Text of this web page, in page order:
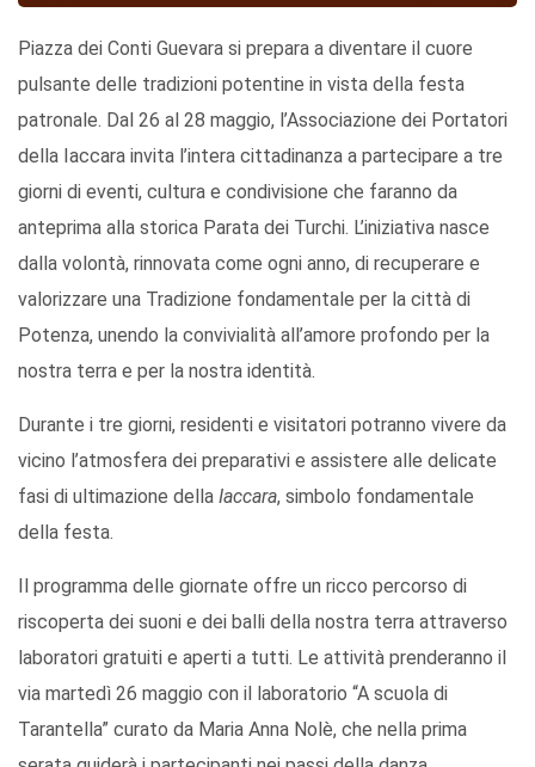
Piazza dei Conti Guevara si prepara a diventare il cuore
pulsante delle tradizioni potentine in vista della festa
patronale. Dal 26 al 28 maggio, l’Associazione dei Portatori
della Iaccara invita l’intera cittadinanza a partecipare a tre
giorni di eventi, cultura e condivisione che faranno da
anteprima alla storica Parata dei Turchi. L’iniziativa nasce
dalla volontà, rinnovata come ogni anno, di recuperare e
valorizzare una Tradizione fondamentale per la città di
Potenza, unendo la convivialità all’amore profondo per la
nostra terra e per la nostra identità.
Durante i tre giorni, residenti e visitatori potranno vivere da
vicino l’atmosfera dei preparativi e assistere alle delicate
fasi di ultimazione della Iaccara, simbolo fondamentale
della festa.
Il programma delle giornate offre un ricco percorso di
riscoperta dei suoni e dei balli della nostra terra attraverso
laboratori gratuiti e aperti a tutti. Le attività prenderanno il
via martedì 26 maggio con il laboratorio “A scuola di
Tarantella” curato da Maria Anna Nolè, che nella prima